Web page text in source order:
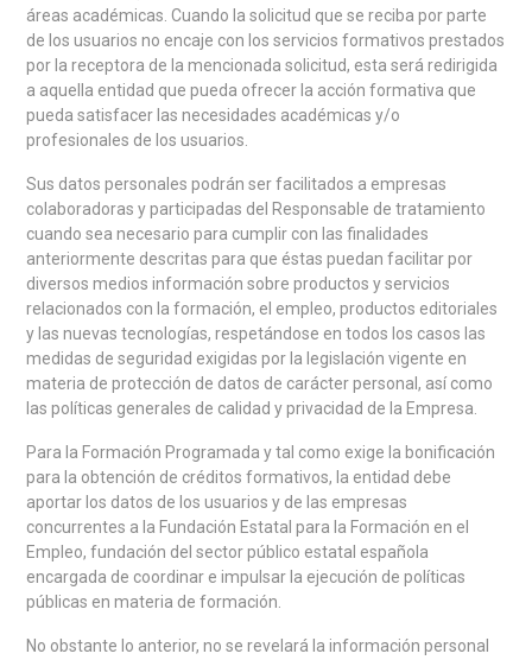
áreas académicas. Cuando la solicitud que se reciba por parte
de los usuarios no encaje con los servicios formativos prestados
por la receptora de la mencionada solicitud, esta será redirigida
a aquella entidad que pueda ofrecer la acción formativa que
pueda satisfacer las necesidades académicas y/o
profesionales de los usuarios.
Sus datos personales podrán ser facilitados a empresas
colaboradoras y participadas del Responsable de tratamiento
cuando sea necesario para cumplir con las finalidades
anteriormente descritas para que éstas puedan facilitar por
diversos medios información sobre productos y servicios
relacionados con la formación, el empleo, productos editoriales
y las nuevas tecnologías, respetándose en todos los casos las
medidas de seguridad exigidas por la legislación vigente en
materia de protección de datos de carácter personal, así como
las políticas generales de calidad y privacidad de la Empresa.
Para la Formación Programada y tal como exige la bonificación
para la obtención de créditos formativos, la entidad debe
aportar los datos de los usuarios y de las empresas
concurrentes a la Fundación Estatal para la Formación en el
Empleo, fundación del sector público estatal española
encargada de coordinar e impulsar la ejecución de políticas
públicas en materia de formación.
No obstante lo anterior, no se revelará la información personal